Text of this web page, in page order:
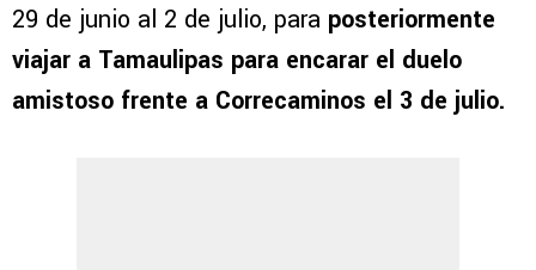
29 de junio al 2 de julio, para posteriormente
viajar a Tamaulipas para encarar el duelo
amistoso frente a Correcaminos el 3 de julio.